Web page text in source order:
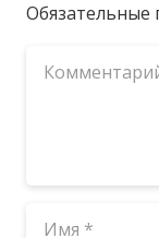
Обязательные